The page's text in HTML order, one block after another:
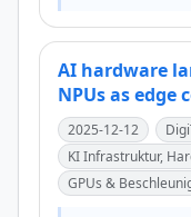
AI hardware
NPUs as
2025-12-12
KI Infrastruktur,
GPUs &